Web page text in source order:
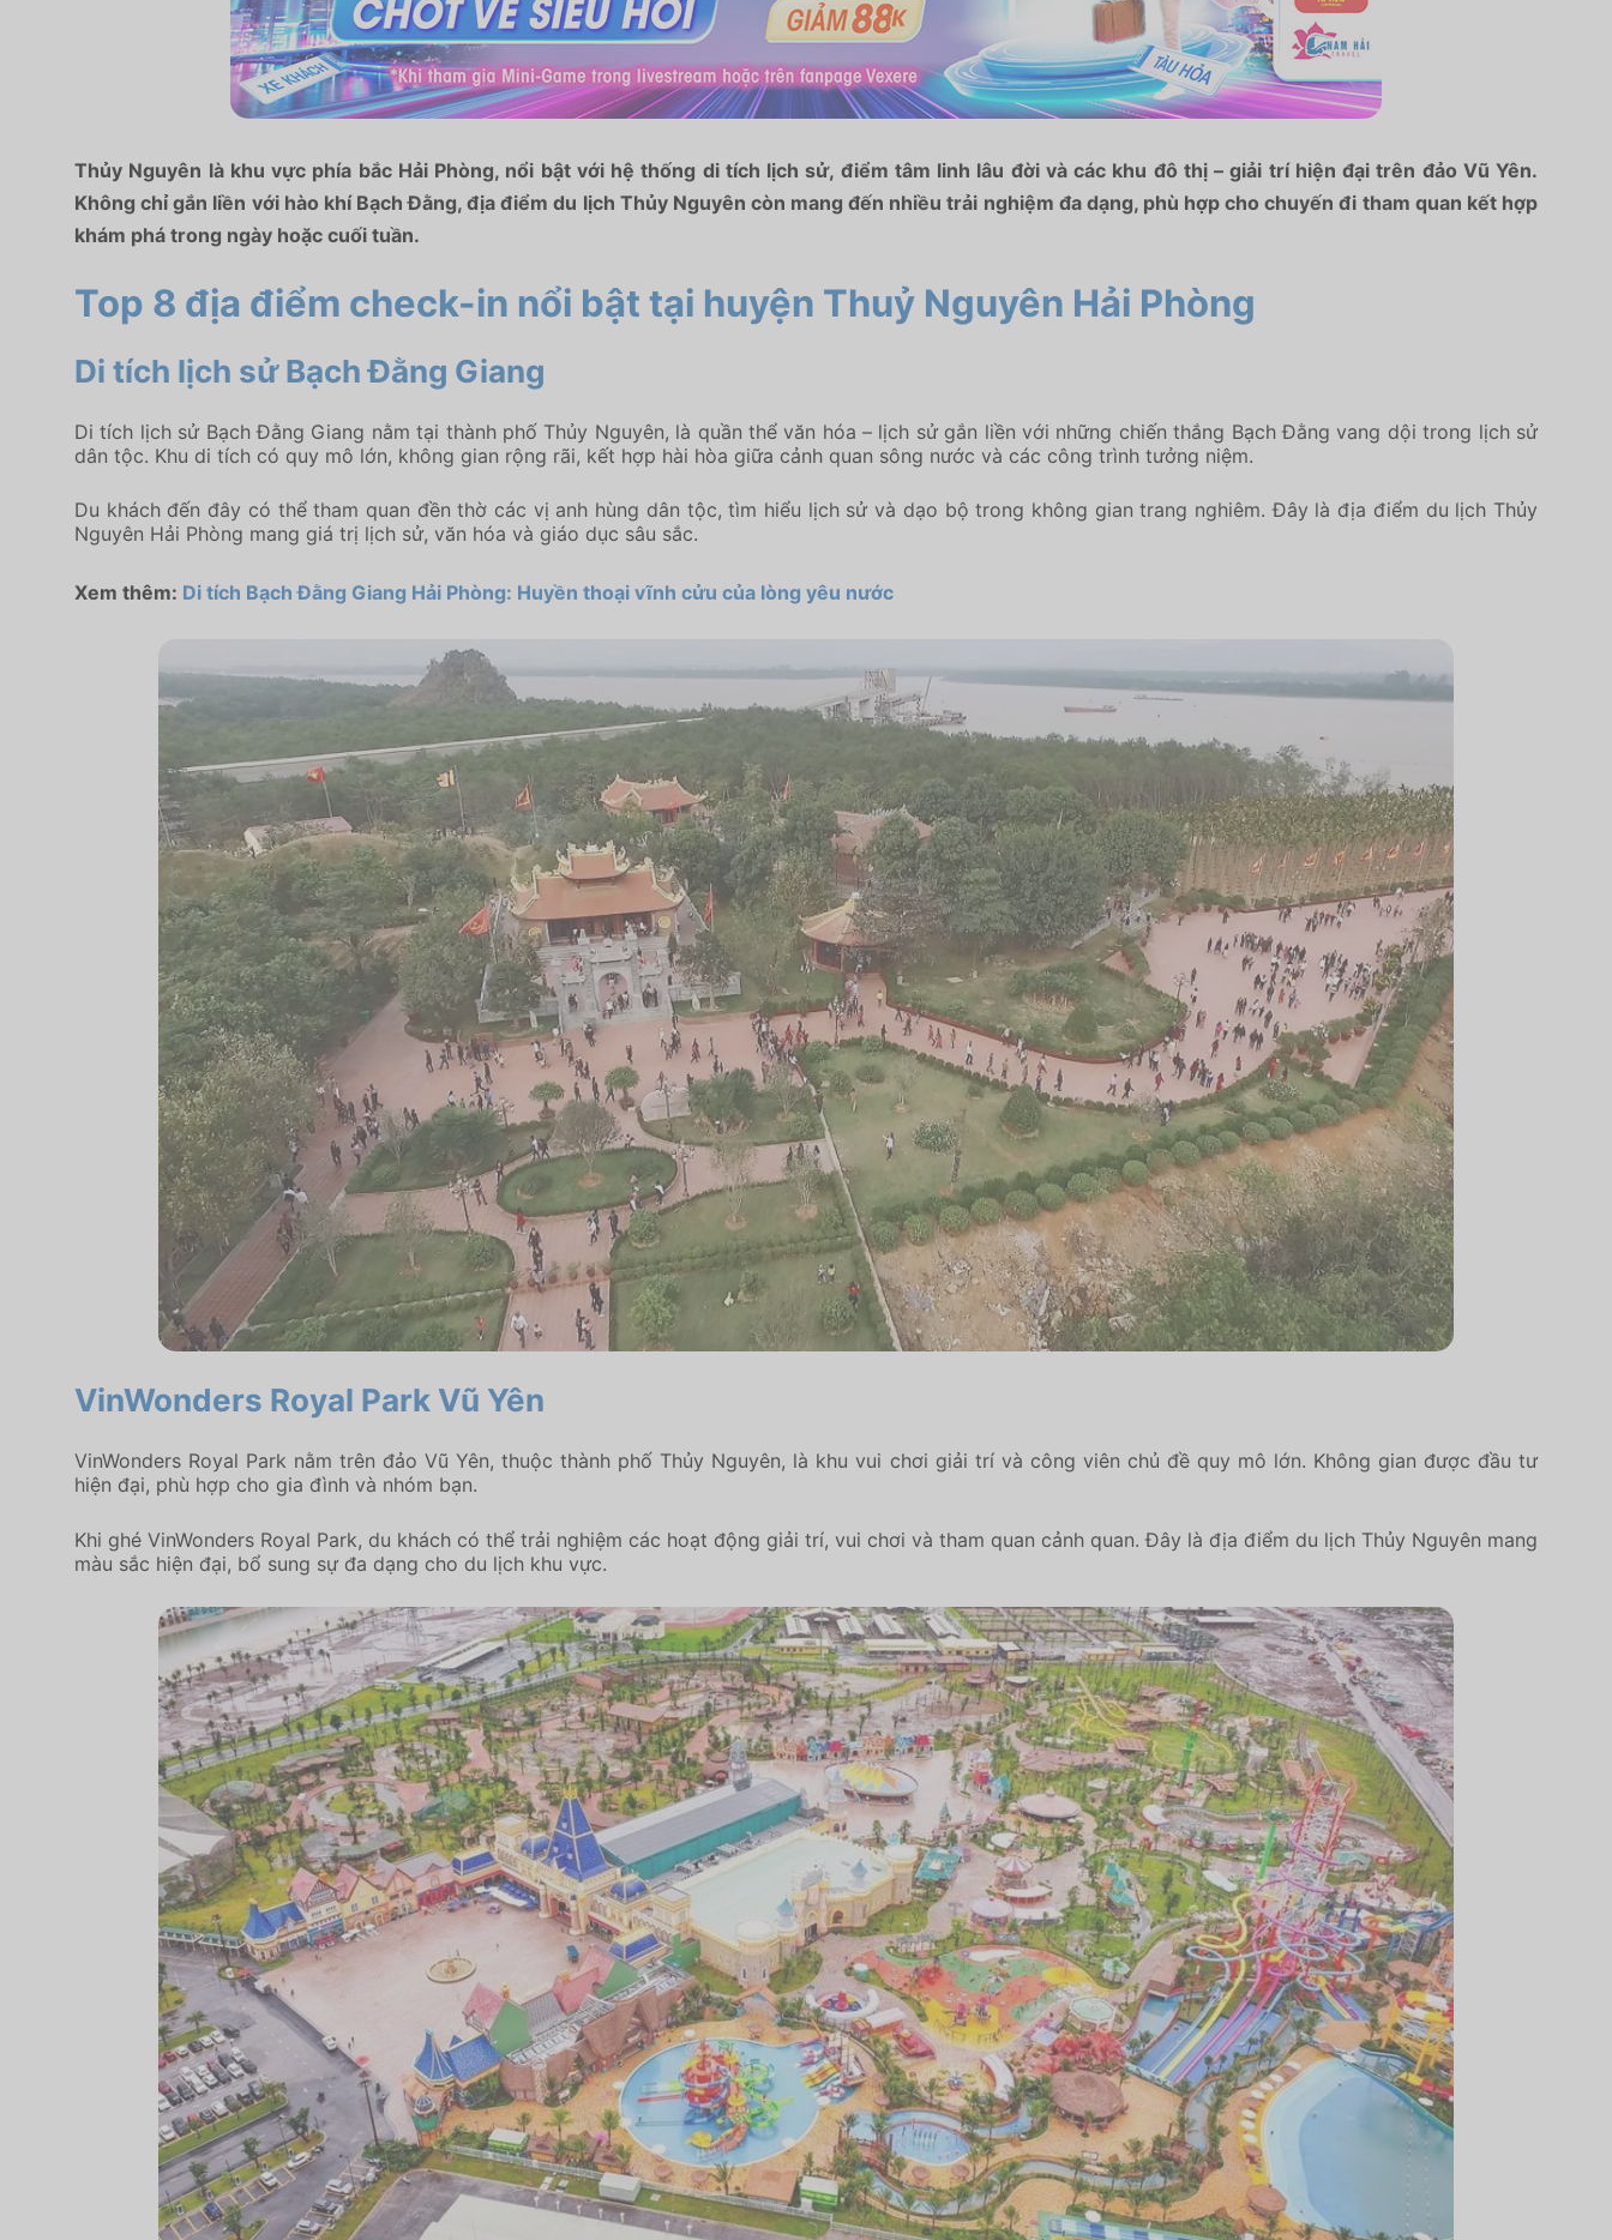
Thủy Nguyên là khu vực phía bắc Hải Phòng, nổi bật với hệ thống di tích lịch sử, điểm tâm linh lâu đời và các khu đô thị – giải trí hiện đại trên đảo Vũ Yên.
Không chỉ gắn liền với hào khí Bạch Đằng, địa điểm du lịch Thủy Nguyên còn mang đến nhiều trải nghiệm đa dạng, phù hợp cho chuyến đi tham quan kết hợp
khám phá trong ngày hoặc cuối tuần.
Top 8 địa điểm check-in nổi bật tại huyện Thuỷ Nguyên Hải Phòng
Di tích lịch sử Bạch Đằng Giang
Di tích lịch sử Bạch Đằng Giang nằm tại thành phố Thủy Nguyên, là quần thể văn hóa – lịch sử gắn liền với những chiến thắng Bạch Đằng vang dội trong lịch sử
dân tộc. Khu di tích có quy mô lớn, không gian rộng rãi, kết hợp hài hòa giữa cảnh quan sông nước và các công trình tưởng niệm.
Du khách đến đây có thể tham quan đền thờ các vị anh hùng dân tộc, tìm hiểu lịch sử và dạo bộ trong không gian trang nghiêm. Đây là địa điểm du lịch Thủy
Nguyên Hải Phòng mang giá trị lịch sử, văn hóa và giáo dục sâu sắc.
Xem thêm: Di tích Bạch Đằng Giang Hải Phòng: Huyền thoại vĩnh cửu của lòng yêu nước
VinWonders Royal Park Vũ Yên
VinWonders Royal Park nằm trên đảo Vũ Yên, thuộc thành phố Thủy Nguyên, là khu vui chơi giải trí và công viên chủ đề quy mô lớn. Không gian được đầu tư
hiện đại, phù hợp cho gia đình và nhóm bạn.
Khi ghé VinWonders Royal Park, du khách có thể trải nghiệm các hoạt động giải trí, vui chơi và tham quan cảnh quan. Đây là địa điểm du lịch Thủy Nguyên mang
màu sắc hiện đại, bổ sung sự đa dạng cho du lịch khu vực.